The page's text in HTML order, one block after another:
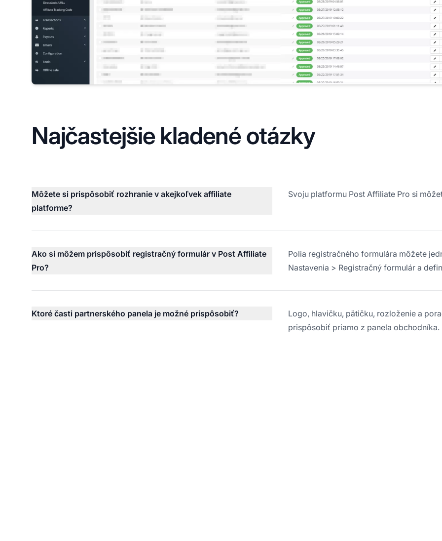
Najčastejšie kladené otázky
Môžete si prispôsobiť rozhranie v akejkoľvek affiliate
platforme?
Svoju platformu Post Affiliate Pro si
Ako si môžem prispôsobiť registračný formulár v Post Affiliate
Pro?
Polia registračného formulára môžete
Nastavenia > Registračný formulár a
Ktoré časti partnerského panela je možné prispôsobiť?
Logo, hlavičku, pätičku, rozloženie a
prispôsobiť priamo z panela obchodníka.